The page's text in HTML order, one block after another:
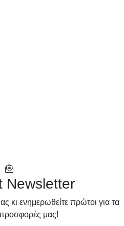
Newsletter
κι ενημερωθείτε πρώτοι για τα
προσφορές μας!